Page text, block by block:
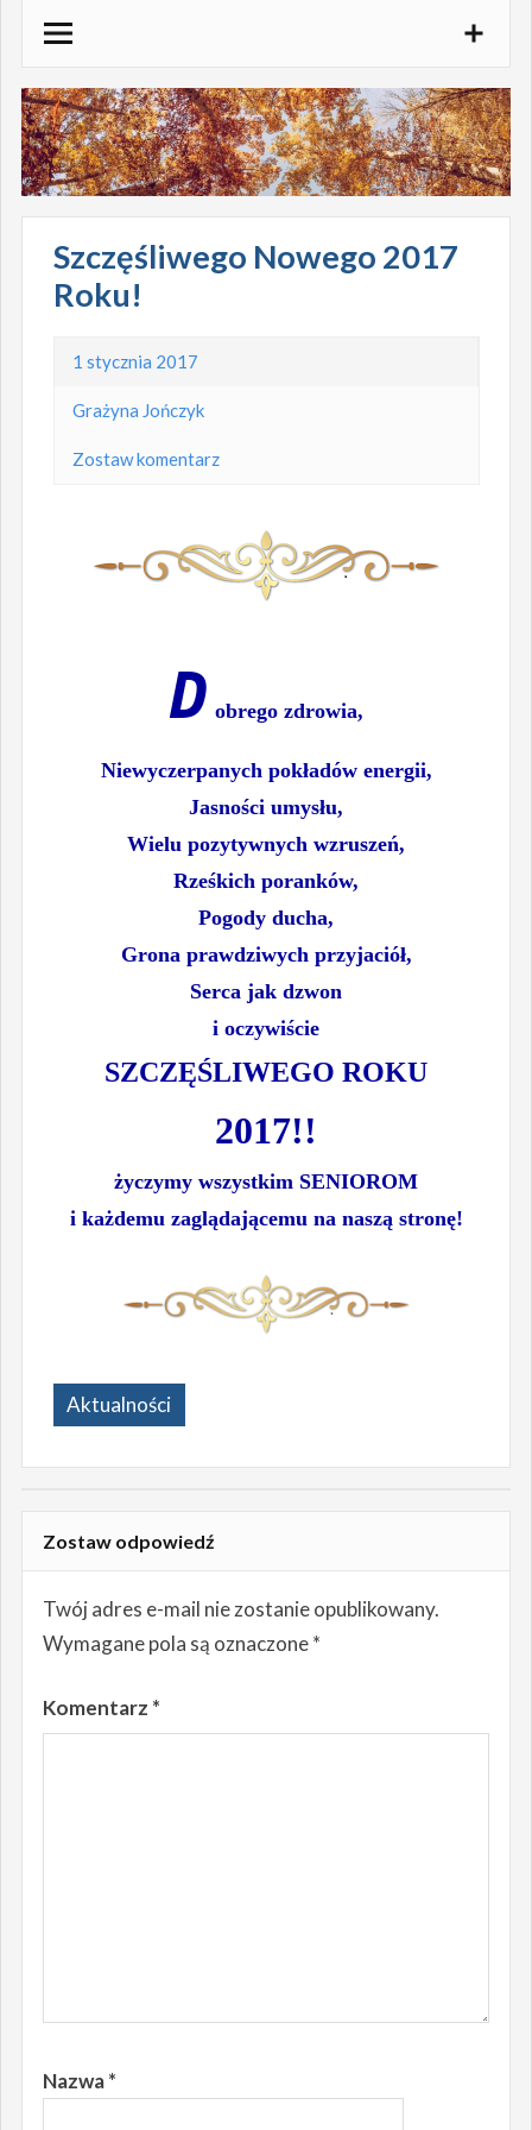
treści
Szczęśliwego Nowego 2017
Roku!
1 stycznia 2017
Grażyna Jończyk
Zostaw komentarz
D obrego zdrowia,
Niewyczerpanych pokładów energii,
Jasności umysłu,
Wielu pozytywnych wzruszeń,
Rześkich poranków,
Pogody ducha,
Grona prawdziwych przyjaciół,
Serca jak dzwon
i oczywiście
SZCZĘŚLIWEGO ROKU
2017!!
życzymy wszystkim SENIOROM
i każdemu zaglądającemu na naszą stronę!
Aktualności
Zostaw odpowiedź
Twój adres e-mail nie zostanie opublikowany.
Wymagane pola są oznaczone*
Komentarz *
Nazwa*